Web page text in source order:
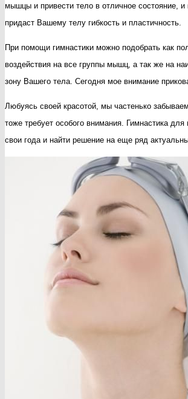
мышцы и привести тело в отличное состояние,
придаст Вашему телу гибкость и пластичность.
При помощи гимнастики можно подобрать как
воздействия на все группы мышц, а так же на
зону Вашего тела. Сегодня мое внимание
Любуясь своей красотой, мы частенько
тоже требует особого внимания. Гимнастика
свои года и найти решение на еще ряд